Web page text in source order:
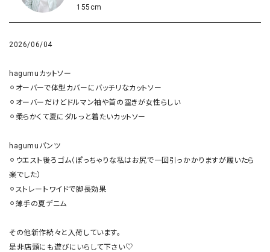
155cm
2026/06/04
hagumuカットソー
⚪︎オーバーで体型カバーにバッチリなカットソー
⚪︎オーバーだけどドルマン袖や首の空きが女性らしい
⚪︎柔らかくて夏にダルっと着たいカットソー
hagumuパンツ
⚪︎ウエスト後ろゴム（ぽっちゃりな私はお尻で一回引っかかりますが履いたら
楽でした）
⚪︎ストレートワイドで脚長効果
⚪︎薄手の夏デニム
その他新作続々と入荷しています。
是非店頭にも遊びにいらして下さい♡